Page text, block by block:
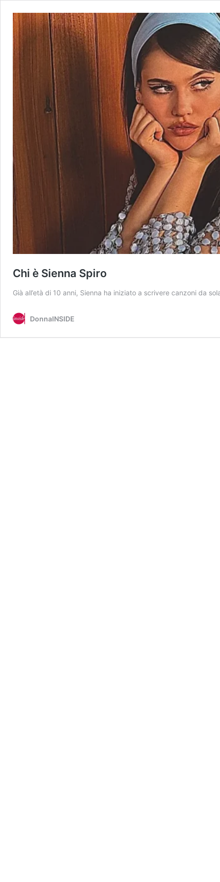
Chi è Sienna Spiro
Già all’età di 10 anni, Sienna ha iniziato a scrivere canzoni da
DonnaINSIDE